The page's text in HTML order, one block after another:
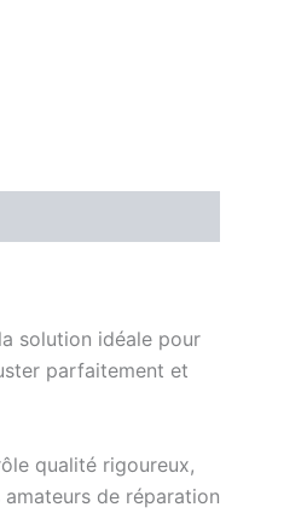
solution idéale pour
parfaitement et
qualité rigoureux,
de réparation